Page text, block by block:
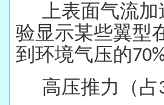
上表面气流
验显示某些翼型
到环境气压的
高压推力（占